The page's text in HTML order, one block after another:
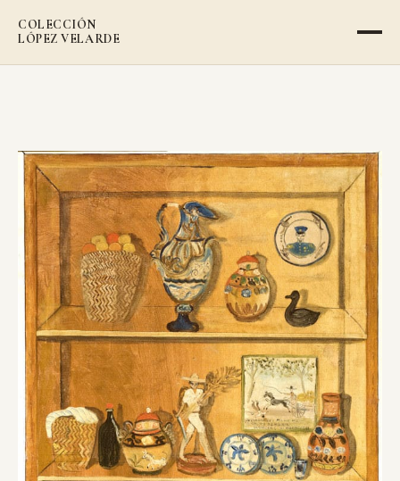
COLECCIÓN
LÓPEZ VELARDE